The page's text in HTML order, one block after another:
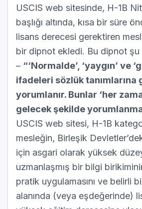
USCIS web sitesinde, H-1B
başlığı altında, kısa bir süre
lisans derecesi gerektiren
bir dipnot ekledi. Bu dipnot şu
– “‘Normalde’, ‘yaygın’ ve
ifadeleri sözlük tanımlarına
yorumlanır. Bunlar ‘her
gelecek şekilde
USCIS web sitesi, H-1B
mesleğin, Birleşik
için asgari olarak yüksek
uzmanlaşmış bir bilgi
pratik uygulamasını ve belirli
alanında (veya eşdeğerinde)